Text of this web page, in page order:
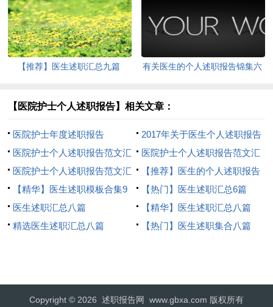
【推荐】医生述职汇总九篇
有关医生的个人述职报告锦集六
【医院护士个人述职报告】相关文章：
医院护士年度述职报告
2017年关于医生个人述职报告
医院护士个人述职报告范文汇
总6篇
医院护士个人述职报告范文汇
总七篇
医院护士个人述职报告范文汇
总5篇
【推荐】医生的个人述职报告
四篇
【精华】医生述职模板合集9
篇
【热门】医生述职汇总6篇
医生述职汇总八篇
【精华】医生述职汇总八篇
精选医生述职汇总八篇
【热门】医生述职集合八篇
Copyright © 2026 述职报告网 www.gbxa.com 版权所有